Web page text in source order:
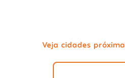
Veja cidades